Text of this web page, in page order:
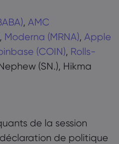
, AMC
, Moderna (MRNA), Apple
(COIN), Rolls-
(SN.), Hikma
de la session
de politique